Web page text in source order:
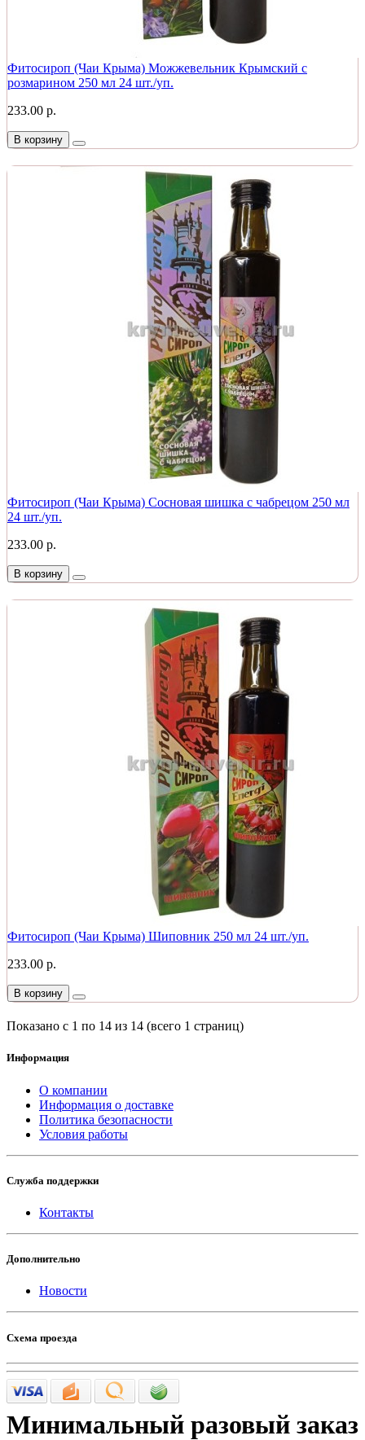
Фитосироп (Чаи Крыма) Можжевельник Крымский с
розмарином 250 мл 24 шт./уп.
233.00 р.
В корзину
Фитосироп (Чаи Крыма) Сосновая шишка с чабрецом 250 мл
24 шт./уп.
233.00 р.
В корзину
Фитосироп (Чаи Крыма) Шиповник 250 мл 24 шт./уп.
233.00 р.
В корзину
Показано с 1 по 14 из 14 (всего 1 страниц)
Информация
О компании
Информация о доставке
Политика безопасности
Условия работы
Служба поддержки
Контакты
Дополнительно
Новости
Схема проезда
Минимальный разовый заказ